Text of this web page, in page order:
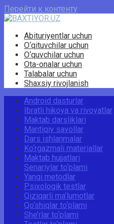
Перейти к контенту
Abituriyentlar uchun
O‘qituvchilar uchun
O‘quvchilar uchun
Ota-onalar uchun
Talabalar uchun
Shaxsiy rivojlanish
Android dasturlar
Ibratli hikoya va rivoyatlar
Maktab darsliklari
Mantiqiy savollar
Dars ishlanmalar
Ko‘rgazmali materiallar
Maktab hujjatlari
Senariylar to‘plami
Yangi metodlar
Psixologik testlar
Qiziqarli ma’lumotlar
Qo‘shiqlar to‘plami
She’rlar to‘plami